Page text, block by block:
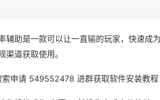
辅助是一款可以让一直输的玩家，快速成
渠道获取使用。
索申请 549552478 进群获取软件安装教程